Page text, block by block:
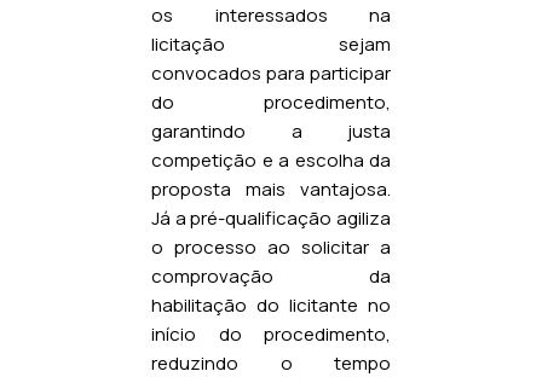
os interessados na
licitação sejam
convocados para participar
do procedimento,
garantindo a justa
competição e a escolha da
proposta mais vantajosa.
Já a pré-qualificação agiliza
o processo ao solicitar a
comprovação da
habilitação do licitante no
início do procedimento,
reduzindo o tempo